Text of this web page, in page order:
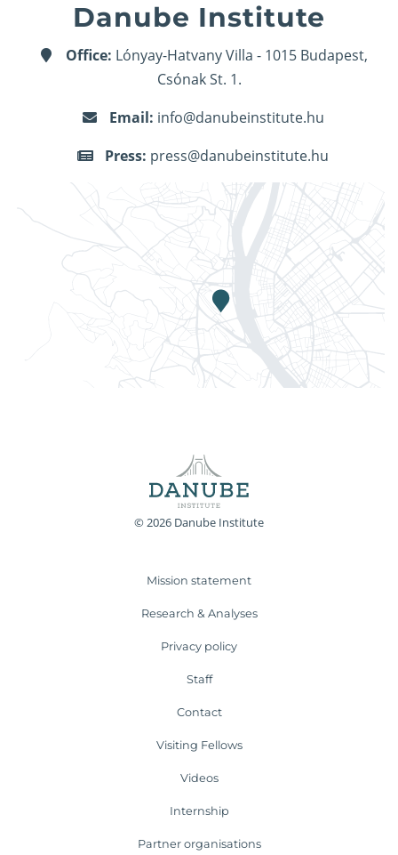
Danube Institute
Office: Lónyay-Hatvany Villa - 1015 Budapest,
Csónak St. 1.
Email: info@danubeinstitute.hu
Press: press@danubeinstitute.hu
© 2026 Danube Institute
Mission statement
Research & Analyses
Privacy policy
Staff
Contact
Visiting Fellows
Videos
Internship
Partner organisations